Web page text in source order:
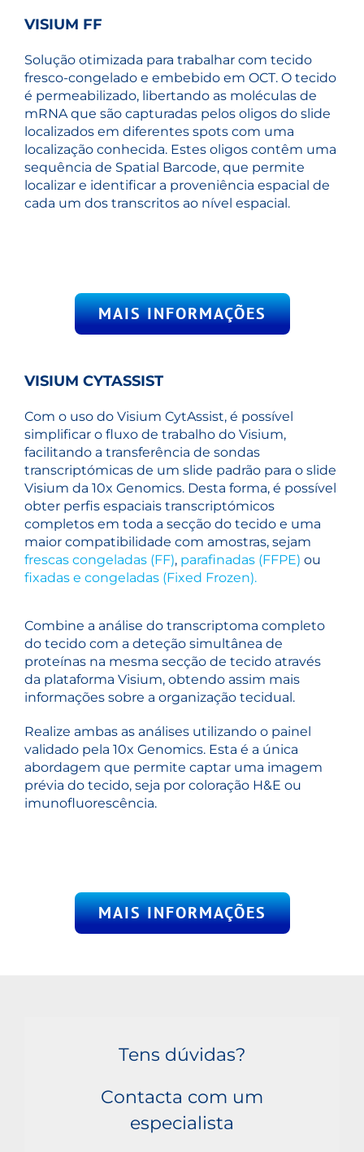
VISIUM FF
Solução otimizada para trabalhar com tecido
fresco-congelado e embebido em OCT. O tecido
é permeabilizado, libertando as moléculas de
mRNA que são capturadas pelos oligos do slide
localizados em diferentes spots com uma
localização conhecida. Estes oligos contêm uma
sequência de Spatial Barcode, que permite
localizar e identificar a proveniência espacial de
cada um dos transcritos ao nível espacial.
MAIS INFORMAÇÕES
VISIUM CYTASSIST
Com o uso do Visium CytAssist, é possível
simplificar o fluxo de trabalho do Visium,
facilitando a transferência de sondas
transcriptómicas de um slide padrão para o slide
Visium da 10x Genomics. Desta forma, é possível
obter perfis espaciais transcriptómicos
completos em toda a secção do tecido e uma
maior compatibilidade com amostras, sejam
frescas congeladas (FF), parafinadas (FFPE) ou
fixadas e congeladas (Fixed Frozen).
Combine a análise do transcriptoma completo
do tecido com a deteção simultânea de
proteínas na mesma secção de tecido através
da plataforma Visium, obtendo assim mais
informações sobre a organização tecidual.
Realize ambas as análises utilizando o painel
validado pela 10x Genomics. Esta é a única
abordagem que permite captar uma imagem
prévia do tecido, seja por coloração H&E ou
imunofluorescência.
MAIS INFORMAÇÕES
Tens dúvidas?
Contacta com um
especialista